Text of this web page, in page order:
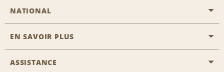
NATIONAL
Passer une réservation
EN SAVOIR PLUS
Carrière
ASSISTANCE